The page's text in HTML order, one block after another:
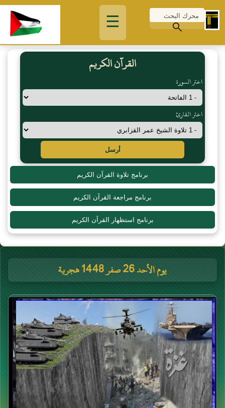
☰
القرآن الكريم
اختر السورة
اختر القارئ
أرسل
برنامج تلاوة القرآن الكريم
برنامج مراجعة القرآن الكريم
برنامج استظهار القرآن الكريم
يوم الأحد 26 صفر 1448 هجرية